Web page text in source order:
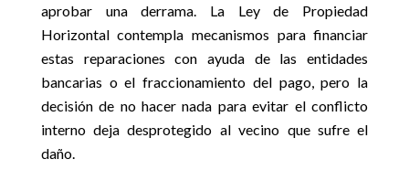
aprobar una derrama. La Ley de Propiedad
Horizontal contempla mecanismos para financiar
estas reparaciones con ayuda de las entidades
bancarias o el fraccionamiento del pago, pero la
decisión de no hacer nada para evitar el conflicto
interno deja desprotegido al vecino que sufre el
daño.